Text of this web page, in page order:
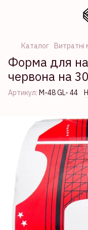
Каталог Витратні
Форма для
червона на
Артикул: М-48 GL- 44